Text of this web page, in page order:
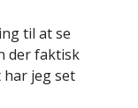
til at se
der faktisk
har jeg set